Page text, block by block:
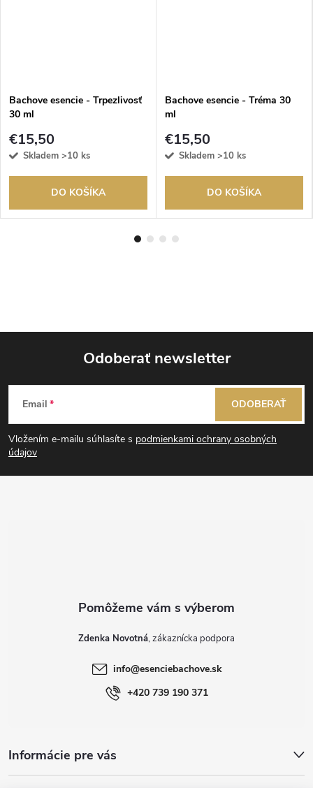
Bachove esencie - Trpezlivosť
30 ml
€15,50
Skladem >10 ks
DO KOŠÍKA
Bachove esencie - Tréma 30
ml
€15,50
Skladem >10 ks
DO KOŠÍKA
Z
á
p
Odoberať newsletter
Email
Vložením e-mailu súhlasíte s podmienkami ochrany osobných
údajov
ODOBERAŤ
Informácie pre vás
Zdenka Novotná
info@esenciebachove.sk
+420 739 190 371